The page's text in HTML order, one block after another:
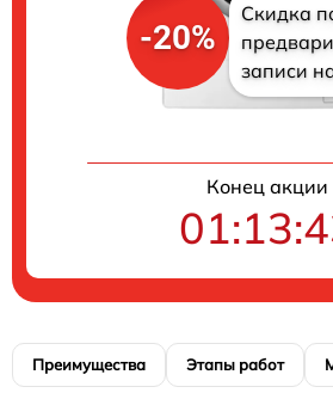
-20%
Скидка
записи
Конец акции
Преимущества Этапы работ